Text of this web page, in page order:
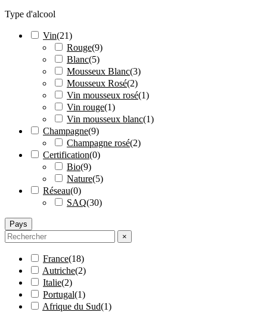
Type d'alcool
Vin(21)
Rouge(9)
Blanc(5)
Mousseux Blanc(3)
Mousseux Rosé(2)
Vin mousseux rosé(1)
Vin rouge(1)
Vin mousseux blanc(1)
Champagne(9)
Champagne rosé(2)
Certification(0)
Bio(9)
Nature(5)
Réseau(0)
SAQ(30)
Pays
×
France(18)
Autriche(2)
Italie(2)
Portugal(1)
Afrique du Sud(1)